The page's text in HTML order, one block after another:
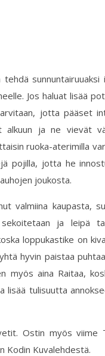
sunnuntairuuaksi
Jos haluat lisää
jotta pääset
alkuun ja ne vievät
ruoka-aterimilla
pojilla, jotta he
joukosta.
valmiina kaupasta,
ja leipä
loppukastike on
hyvin paistaa
aina Raitaa,
lisää tulisuutta
Ostin myös viime
Kodin Kuvalehdestä.